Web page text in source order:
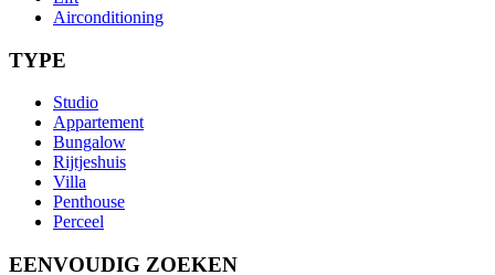
Airconditioning
TYPE
Studio
Appartement
Bungalow
Rijtjeshuis
Villa
Penthouse
Perceel
EENVOUDIG ZOEKEN